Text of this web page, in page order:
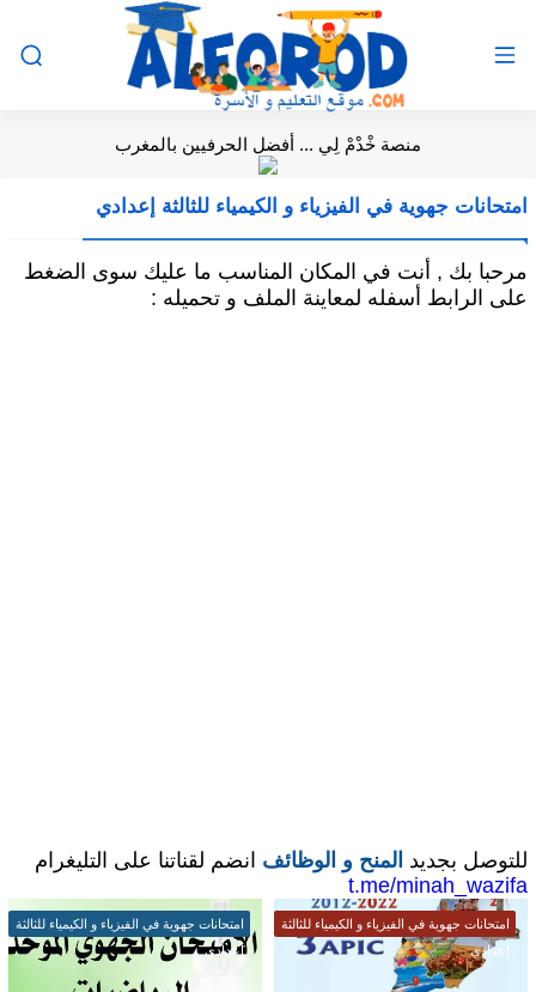
منصة خْدْمْ لِي ... أفضل الحرفيين بالمغرب
امتحانات جهوية في الفيزياء و الكيمياء للثالثة إعدادي
مرحبا بك , أنت في المكان المناسب ما عليك سوى الضغط
على الرابط أسفله لمعاينة الملف و تحميله :
للتوصل بجديد المنح و الوظائف انضم لقناتنا على التليغرام
t.me/minah_wazifa
امتحانات جهوية في الفيزياء و الكيمياء للثالثة
إعدادي
امتحانات جهوية في الفيزياء و الكيمياء للثالثة
إعدادي